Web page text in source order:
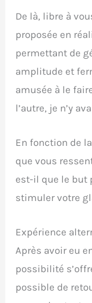
De là, libre à
proposée en
permettant de
amplitude et
amusée à le
l’autre, je n’y
En fonction de
que vous
est-il que le but
stimuler votre
Expérience
Après avoir eu
possibilité
possible de